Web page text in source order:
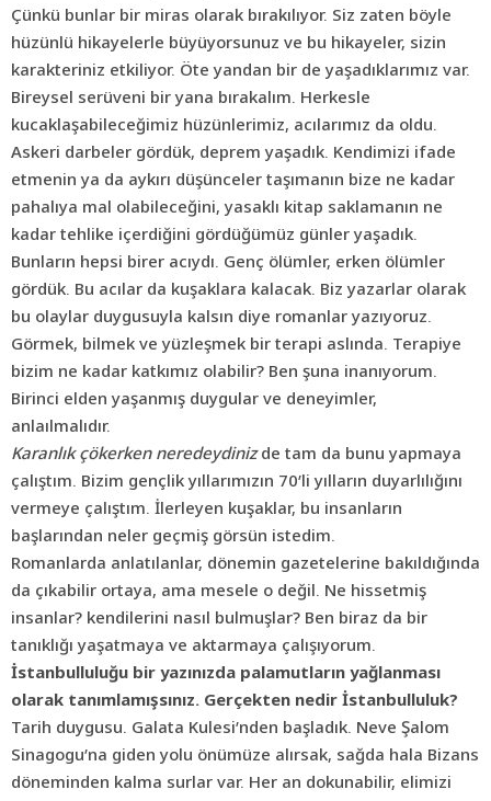
Çünkü bunlar bir miras olarak bırakılıyor. Siz zaten böyle
hüzünlü hikayelerle büyüyorsunuz ve bu hikayeler, sizin
karakteriniz etkiliyor. Öte yandan bir de yaşadıklarımız var.
Bireysel serüveni bir yana bırakalım. Herkesle
kucaklaşabileceğimiz hüzünlerimiz, acılarımız da oldu.
Askeri darbeler gördük, deprem yaşadık. Kendimizi ifade
etmenin ya da aykırı düşünceler taşımanın bize ne kadar
pahalıya mal olabileceğini, yasaklı kitap saklamanın ne
kadar tehlike içerdiğini gördüğümüz günler yaşadık.
Bunların hepsi birer acıydı. Genç ölümler, erken ölümler
gördük. Bu acılar da kuşaklara kalacak. Biz yazarlar olarak
bu olaylar duygusuyla kalsın diye romanlar yazıyoruz.
Görmek, bilmek ve yüzleşmek bir terapi aslında. Terapiye
bizim ne kadar katkımız olabilir? Ben şuna inanıyorum.
Birinci elden yaşanmış duygular ve deneyimler,
anlaılmalıdır.
Karanlık çökerken neredeydinizde tam da bunu yapmaya
çalıştım. Bizim gençlik yıllarımızın 70’li yılların duyarlılığını
vermeye çalıştım. İlerleyen kuşaklar, bu insanların
başlarından neler geçmiş görsün istedim.
Romanlarda anlatılanlar, dönemin gazetelerine bakıldığında
da çıkabilir ortaya, ama mesele o değil. Ne hissetmiş
insanlar? kendilerini nasıl bulmuşlar? Ben biraz da bir
tanıklığı yaşatmaya ve aktarmaya çalışıyorum.
İstanbulluluğu bir yazınızda palamutların yağlanması
olarak tanımlamışsınız. Gerçekten nedir İstanbulluluk?
Tarih duygusu. Galata Kulesi’nden başladık. Neve Şalom
Sinagogu’na giden yolu önümüze alırsak, sağda hala Bizans
döneminden kalma surlar var. Her an dokunabilir, elimizi